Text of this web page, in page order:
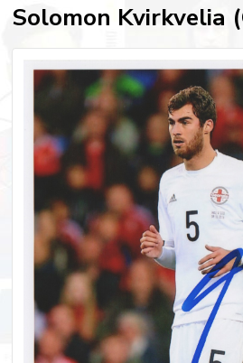
Solomon Kvirkvelia